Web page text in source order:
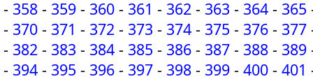
- 358 - 359 - 360 - 361 - 362 - 363 - 364 - 365
- 370 - 371 - 372 - 373 - 374 - 375 - 376 - 377
- 382 - 383 - 384 - 385 - 386 - 387 - 388 - 389
- 394 - 395 - 396 - 397 - 398 - 399 - 400 - 401